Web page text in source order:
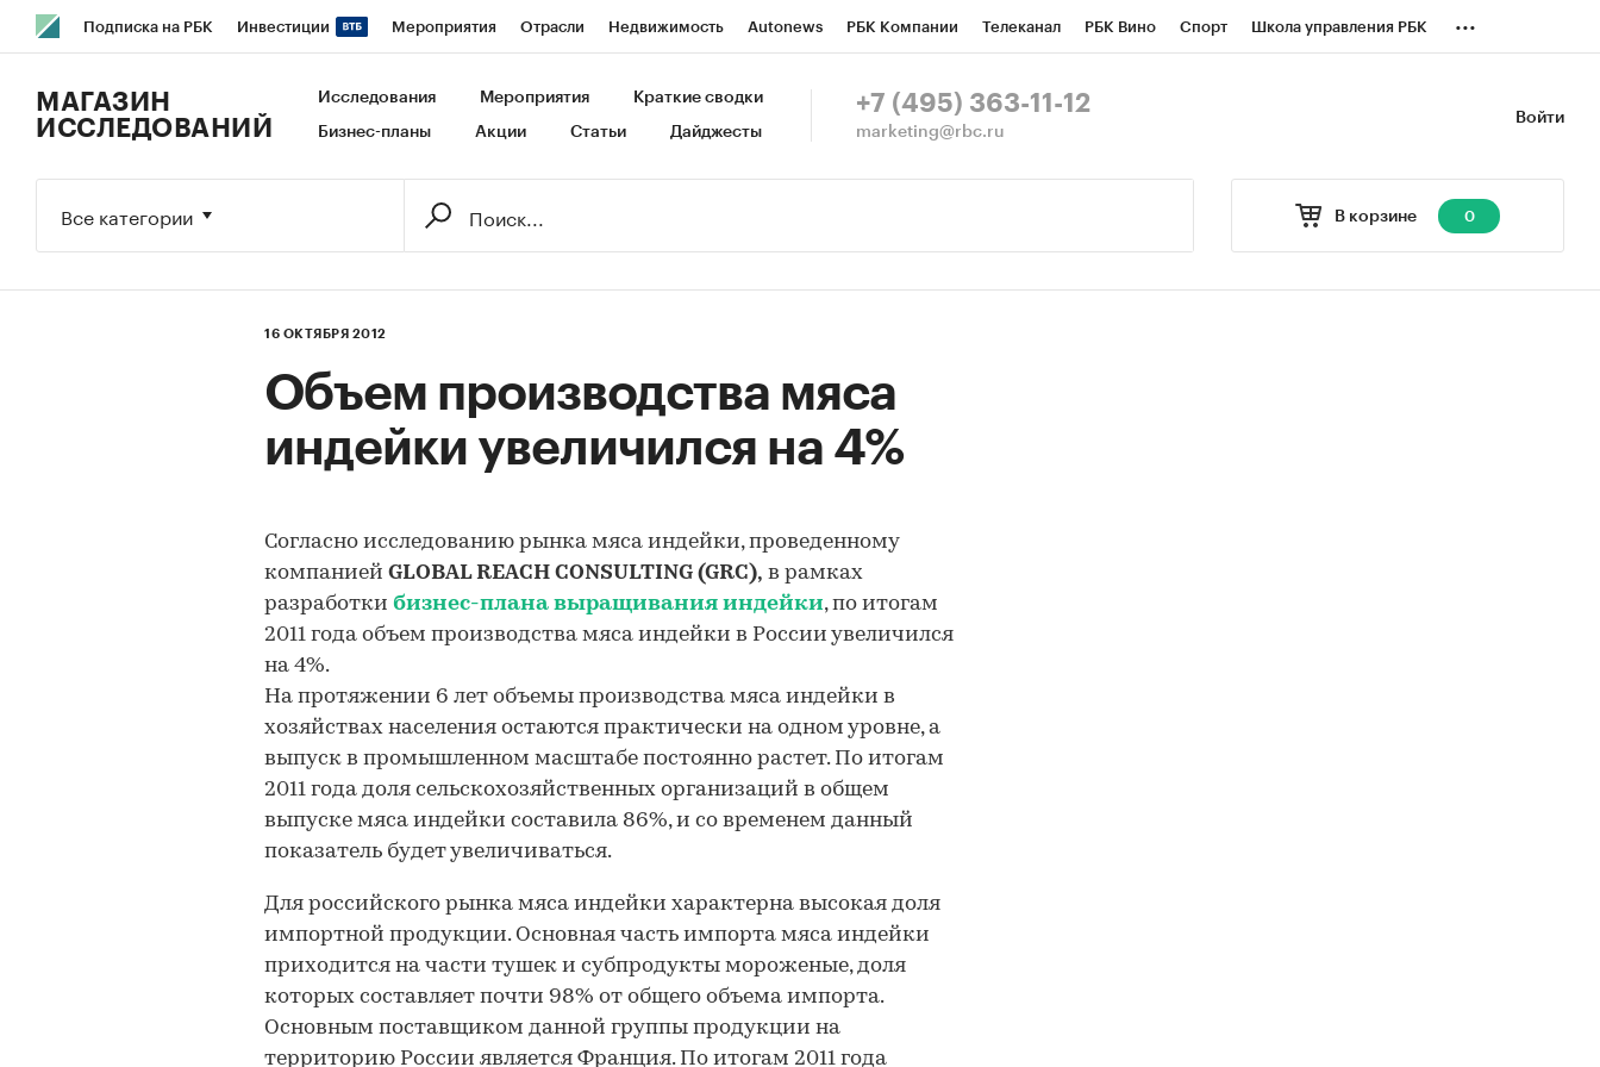
Подписка на РБК Инвестиции Мероприятия Отрасли Недвижимость Autonews РБК Компании Телеканал РБК Вино Спорт Школа управления РБК
Исследования Кредитные рейтинги Франшизы Газета Спецпроекты СПб Конференции СПб Спецпроекты
...
Войти
МАГАЗИН
ИССЛЕДОВАНИЙ
Исследования Мероприятия Краткие сводки
Бизнес-планы Акции Статьи Дайджесты
+7 (495) 363-11-12
marketing@rbc.ru
В корзине 0
Все категории
16 ОКТЯБРЯ 2012
Объем производства мяса
индейки увеличился на 4%
Согласно исследованию рынка мяса индейки, проведенному
компанией GLOBAL REACH CONSULTING (GRC), в рамках
разработки бизнес-плана выращивания индейки, по итогам
2011 года объем производства мяса индейки в России увеличился
на 4%.
На протяжении 6 лет объемы производства мяса индейки в
хозяйствах населения остаются практически на одном уровне, а
выпуск в промышленном масштабе постоянно растет. По итогам
2011 года доля сельскохозяйственных организаций в общем
выпуске мяса индейки составила 86%, и со временем данный
показатель будет увеличиваться.
Для российского рынка мяса индейки характерна высокая доля
импортной продукции. Основная часть импорта мяса индейки
приходится на части тушек и субпродукты мороженые, доля
которых составляет почти 98% от общего объема импорта.
Основным поставщиком данной группы продукции на
территорию России является Франция. По итогам 2011 года